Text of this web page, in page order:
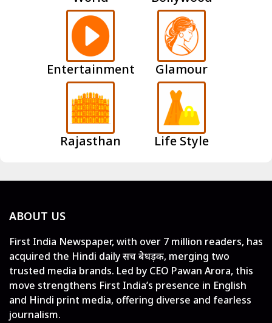
Entertainment Glamour
Rajasthan Life Style
ABOUT US
First India Newspaper, with over 7 million readers, has
acquired the Hindi daily सच बेधड़क, merging two
trusted media brands. Led by CEO Pawan Arora, this
move strengthens First India’s presence in English
and Hindi print media, offering diverse and fearless
journalism.